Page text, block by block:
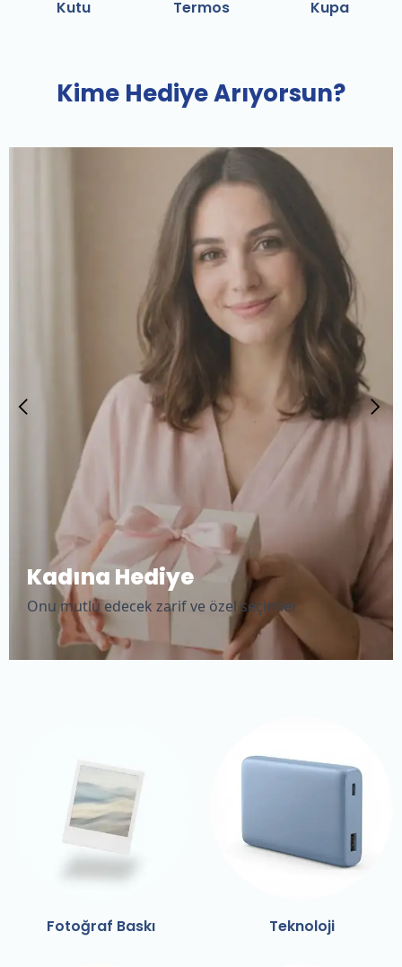
Kutu Termos Kupa
Kime Hediye Arıyorsun?
Kadına Hediye
Onu mutlu edecek zarif ve özel seçimler
Fotoğraf Baskı Teknoloji